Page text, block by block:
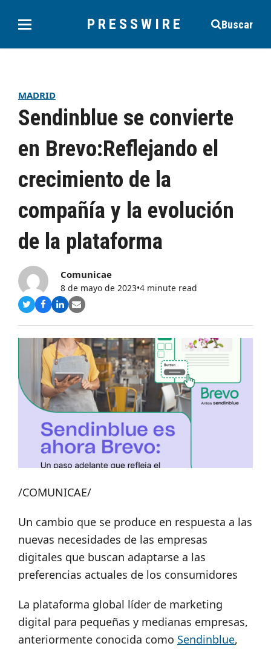
PRESSWIRE Buscar
MADRID
Sendinblue se convierte
en Brevo:Reflejando el
crecimiento de la
compañía y la evolución
de la plataforma
Comunicae
8 de mayo de 2023•4 minute read
Compartir
Twitter
Compartir
Facebook
Compartir
LinkedIn
Share
Email
/COMUNICAE/
Un cambio que se produce en respuesta a las
nuevas necesidades de las empresas
digitales que buscan adaptarse a las
preferencias actuales de los consumidores
La plataforma global líder de marketing
digital para pequeñas y medianas empresas,
anteriormente conocida como Sendinblue,